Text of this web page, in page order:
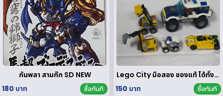
กันพลา สามก๊ก SD NEW
180 บาท
ซื้อทันที
Lego City มือสอง ของแท้ ได้ทั้งหมดตามรูป
150 บาท
ซื้อทันที